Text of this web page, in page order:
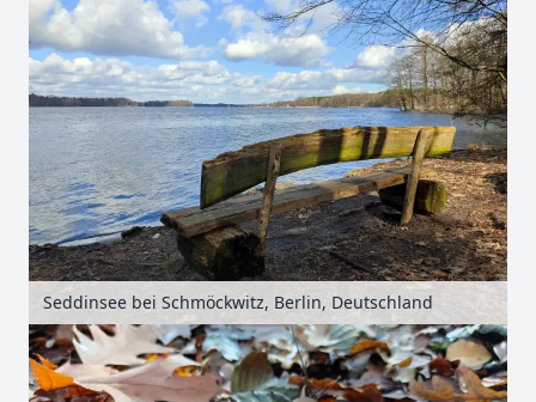
Seddinsee bei Schmöckwitz, Berlin, Deutschland